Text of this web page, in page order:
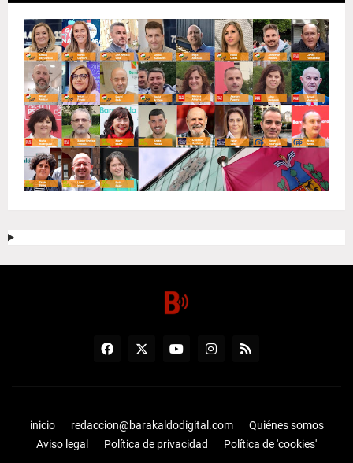
inicio redaccion@barakaldodigital.com
Quiénes somos
Aviso legal
Política de privacidad Política de 'cookies'